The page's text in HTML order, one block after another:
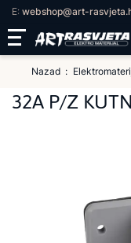
E: webshop@art-
Nazad
32A P/Z